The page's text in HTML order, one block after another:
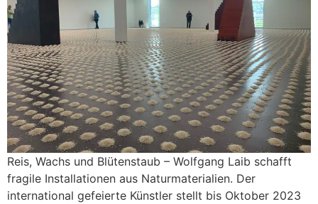
Reis, Wachs und Blütenstaub – Wolfgang Laib schafft
fragile Installationen aus Naturmaterialien. Der
international gefeierte Künstler stellt bis Oktober 2023